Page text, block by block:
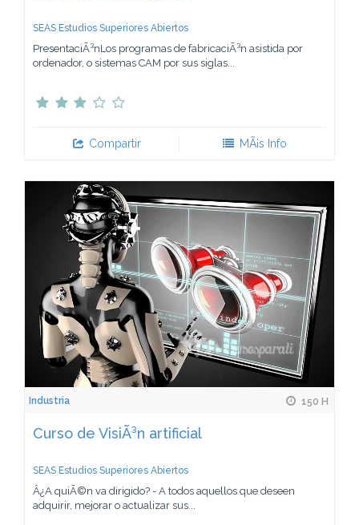
SEAS Estudios Superiores Abiertos
PresentaciÃ³nLos programas de fabricaciÃ³n asistida por
ordenador, o sistemas CAM por sus siglas...
Compartir MÃ¡s Info
Industria 150 H
Curso de VisiÃ³n artificial
SEAS Estudios Superiores Abiertos
Â¿A quiÃ©n va dirigido? - A todos aquellos que deseen
adquirir, mejorar o actualizar sus...